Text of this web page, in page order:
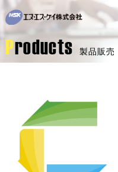
Products 製品販売